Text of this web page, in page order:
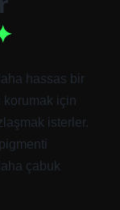
hassas bir
korumak için
isterler.
çabuk